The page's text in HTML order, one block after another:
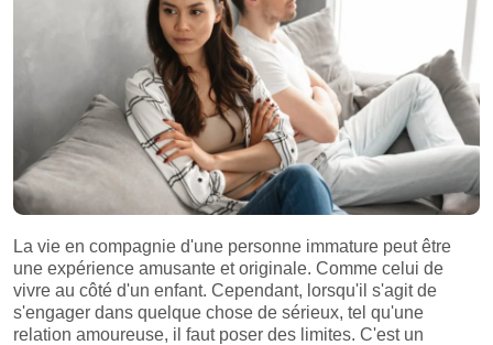
La vie en compagnie d'une personne immature peut être
une expérience amusante et originale. Comme celui de
vivre au côté d'un enfant. Cependant, lorsqu'il s'agit de
s'engager dans quelque chose de sérieux, tel qu'une
relation amoureuse, il faut poser des limites. C'est un